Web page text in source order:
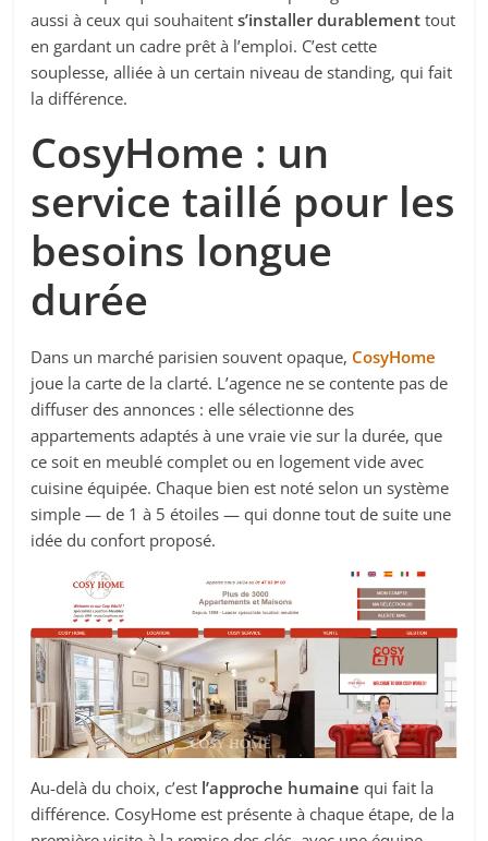
aussi à ceux qui souhaitents’installer durablement tout
en gardant un cadre prêt à l’emploi. C’est cette
souplesse, alliée à un certain niveau de standing, qui fait
la différence.
CosyHome : un
service taillé pour les
besoins longue
durée
Dans un marché parisien souvent opaque, CosyHome
joue la carte de la clarté. L’agence ne se contente pas de
diffuser des annonces : elle sélectionne des
appartements adaptés à une vraie vie sur la durée, que
ce soit en meublé complet ou en logement vide avec
cuisine équipée. Chaque bien est noté selon un système
simple — de 1 à 5 étoiles — qui donne tout de suite une
idée du confort proposé.
Au-delà du choix, c’est l’approche humaine qui fait la
différence. CosyHome est présente à chaque étape, de la